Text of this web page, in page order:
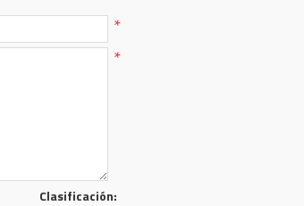
*
*
Clasificación: